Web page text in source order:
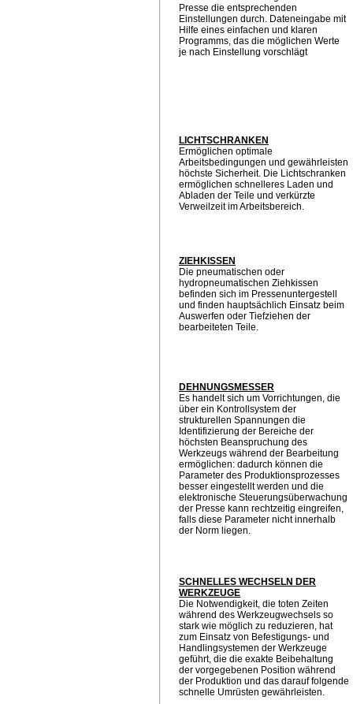
Presse die entsprechenden
Einstellungen durch. Dateneingabe mit
Hilfe eines einfachen und klaren
Programms, das die möglichen Werte
je nach Einstellung vorschlägt
LICHTSCHRANKEN
Ermöglichen optimale
Arbeitsbedingungen und gewährleisten
höchste Sicherheit. Die Lichtschranken
ermöglichen schnelleres Laden und
Abladen der Teile und verkürzte
Verweilzeit im Arbeitsbereich.
ZIEHKISSEN
Die pneumatischen oder
hydropneumatischen Ziehkissen
befinden sich im Pressenuntergestell
und finden hauptsächlich Einsatz beim
Auswerfen oder Tiefziehen der
bearbeiteten Teile.
DEHNUNGSMESSER
Es handelt sich um Vorrichtungen, die
über ein Kontrollsystem der
strukturellen Spannungen die
Identifizierung der Bereiche der
höchsten Beanspruchung des
Werkzeugs während der Bearbeitung
ermöglichen: dadurch können die
Parameter des Produktionsprozesses
besser eingestellt werden und die
elektronische Steuerungsüberwachung
der Presse kann rechtzeitig eingreifen,
falls diese Parameter nicht innerhalb
der Norm liegen.
SCHNELLES WECHSELN DER
WERKZEUGE
Die Notwendigkeit, die toten Zeiten
während des Werkzeugwechsels so
stark wie möglich zu reduzieren, hat
zum Einsatz von Befestigungs- und
Handlingsystemen der Werkzeuge
geführt, die die exakte Beibehaltung
der vorgegebenen Position während
der Produktion und das darauf folgende
schnelle Umrüsten gewährleisten.